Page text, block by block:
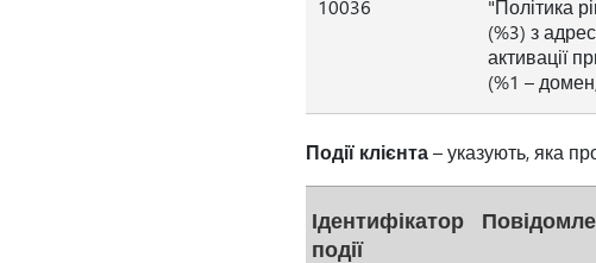
10036
"Політика
(%3) з
активації
(%1 –
Події клієнта– указують, яка
Ідентифікатор
події